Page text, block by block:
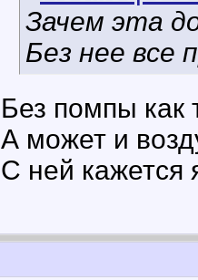
Зачем эта
Без нее все
Без помпы как
А может и
С ней кажется